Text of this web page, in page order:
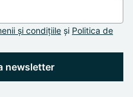
și condițiile și Politica de
newsletter